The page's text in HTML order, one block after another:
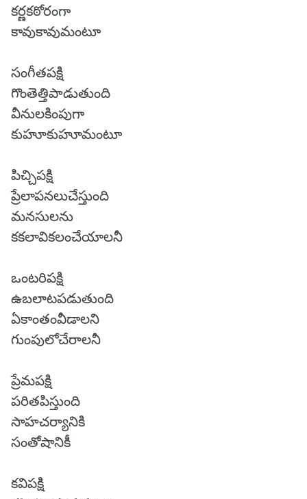
కర్ణకఠోరంగా
కావుకావుమంటూ
సంగీతపక్షి
గొంతెత్తిపాడుతుంది
వీనులకింపుగా
కుహూకుహూమంటూ
పిచ్చిపక్షి
ప్రేలాపనలుచేస్తుంది
మనసులను
కకలావికలంచేయాలనీ
ఒంటరిపక్షి
ఉబలాటపడుతుంది
ఏకాంతంవీడాలని
గుంపులోచేరాలనీ
ప్రేమపక్షి
పరితపిస్తుంది
సాహచర్యానికి
సంతోషానికీ
కవిపక్షి